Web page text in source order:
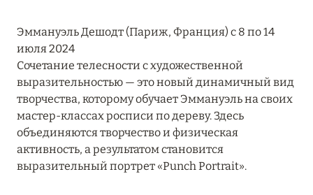
ЗАБРОНИРУЙТЕ FOUR SEASONS RESORT
DUBAI AT JUMEIRAH BEACH ПО ЛУЧШИМ
ЦЕНАМ
Подробнее
04 апреля 2025
ATLANTIS THE PALM: НОВЫЙ ПАКЕТ
НАПИТКОВ ДЛЯ HB И FB
Эммануэль Дешодт (Париж, Франция) с 8 по 14
июля 2024
Cочетание телесности с художественной
выразительностью — это новый динамичный вид
творчества, которому обучает Эммануэль на своих
мастер-классах росписи по дереву. Здесь
объединяются творчество и физическая
активность, а результатом становится
выразительный портрет «Punch Portrait».